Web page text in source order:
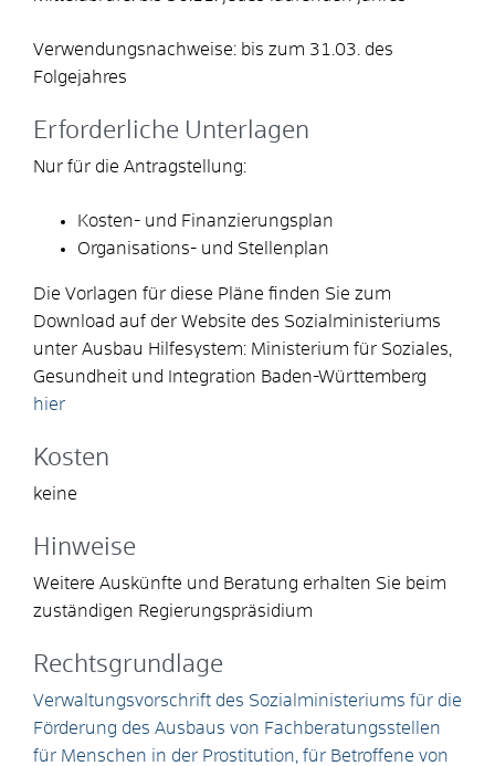
Verwendungsnachweise: bis zum 31.03. des
Folgejahres
Erforderliche Unterlagen
Nur für die Antragstellung:
Kosten- und Finanzierungsplan
Organisations- und Stellenplan
Die Vorlagen für diese Pläne finden Sie zum
Download auf der Website des Sozialministeriums
unter Ausbau Hilfesystem: Ministerium für Soziales,
Gesundheit und Integration Baden-Württemberg
hier
Kosten
keine
Hinweise
Weitere Auskünfte und Beratung erhalten Sie beim
zuständigen Regierungspräsidium
Rechtsgrundlage
Verwaltungsvorschrift des Sozialministeriums für die
Förderung des Ausbaus von Fachberatungsstellen
für Menschen in der Prostitution, für Betroffene von